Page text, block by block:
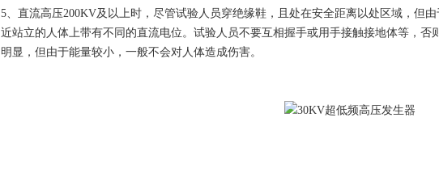
5、直流高压200KV及以上时，尽管试验人员穿绝缘鞋，且处在安全距离以处区域，但
近站立的人体上带有不同的直流电位。试验人员不要互相握手或用手接触接地体等，
明显，但由于能量较小，一般不会对人体造成伤害。